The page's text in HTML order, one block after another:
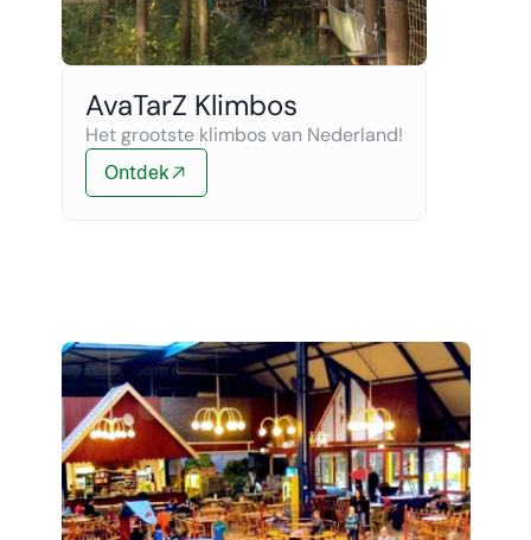
AvaTarZ Klimbos
Het grootste klimbos van Nederland!
Ontdek